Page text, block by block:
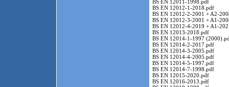
BS EN 12011-1998.pdf
BS EN 12012-1-2018.pdf
BS EN 12012-2-2001 + A2-
BS EN 12012-3-2001 + A1-
BS EN 12012-4-2019 + A1-
BS EN 12013-2018.pdf
BS EN 12014-1-1997
BS EN 12014-2-2017.pdf
BS EN 12014-3-2005.pdf
BS EN 12014-4-2005.pdf
BS EN 12014-5-1997.pdf
BS EN 12014-7-1998.pdf
BS EN 12015-2020.pdf
BS EN 12016-2013.pdf